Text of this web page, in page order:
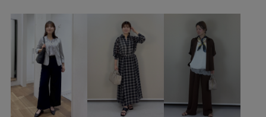
合わせやすい 大人カジュアル 安定感 小物 幅広
快適なはき心地 手編み 日傘
旬の着こなし 異素材ドッキング 秋冬
程よい厚み 羽織としても使える
肌離れが良い 華やか 落ち着いた色 薄手